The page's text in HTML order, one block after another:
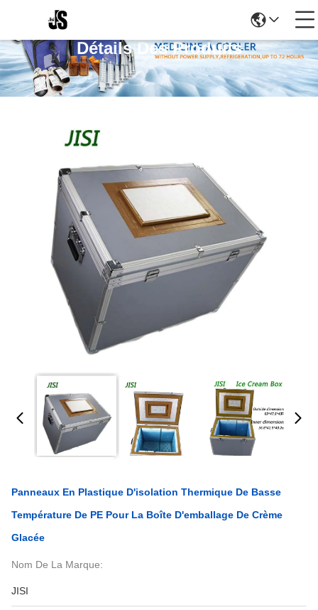
Détails Des Produits
Panneaux En Plastique D'isolation Thermique De Basse
Température De PE Pour La Boîte D'emballage De Crème
Glacée
Nom De La Marque:
JISI